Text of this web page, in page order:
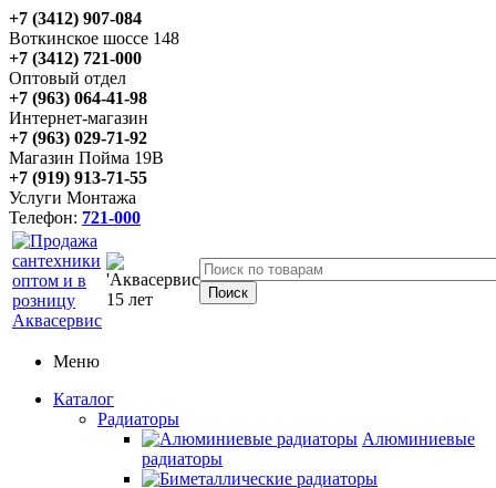
+7 (3412) 907-084
Воткинское шоссе 148
+7 (3412) 721-000
Оптовый отдел
+7 (963) 064-41-98
Интернет-магазин
+7 (963) 029-71-92
Магазин Пойма 19В
+7 (919) 913-71-55
Услуги Монтажа
Телефон: 721-000
Меню
Каталог
Радиаторы
Алюминиевые
радиаторы